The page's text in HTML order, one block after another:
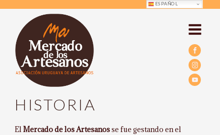
HISTORIA
El Mercado de los Artesanosse fue gestando en el
ESPAÑOL